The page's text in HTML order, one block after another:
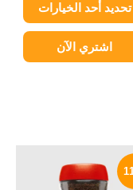
تحديد أحد الخيارات
اشتري الآن
الأصلي
هو:
الحالي
هو: